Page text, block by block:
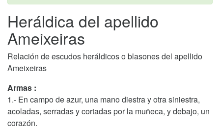
Heráldica del apellido
Ameixeiras
Relación de escudos heráldicos o blasones del apellido
Ameixeiras
Armas :
1.- En campo de azur, una mano diestra y otra siniestra,
acoladas, serradas y cortadas por la muñeca, y debajo, un
corazón.